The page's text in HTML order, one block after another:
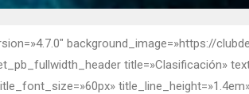
background_image=»https://
title=»Clasificación»